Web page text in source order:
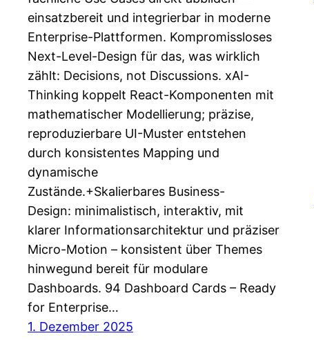
einsatzbereit und integrierbar in moderne
Enterprise-Plattformen. Kompromissloses
Next-Level-Design für das, was wirklich
zählt: Decisions, not Discussions. xAI-
Thinking koppelt React-Komponenten mit
mathematischer Modellierung; präzise,
reproduzierbare UI-Muster entstehen
durch konsistentes Mapping und
dynamische
Zustände.+Skalierbares Business-
Design: minimalistisch, interaktiv, mit
klarer Informationsarchitektur und präziser
Micro-Motion – konsistent über Themes
hinwegund bereit für modulare
Dashboards. 94 Dashboard Cards – Ready
for Enterprise…
1. Dezember 2025